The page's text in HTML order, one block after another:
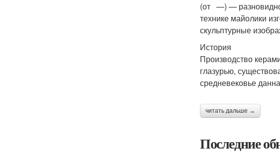
(от —) —
технике майолики
скульптурные
История
Производство
глазурью,
средневековье
читать дальше →
Последние